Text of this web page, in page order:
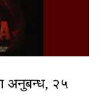
अनुबन्ध, २५